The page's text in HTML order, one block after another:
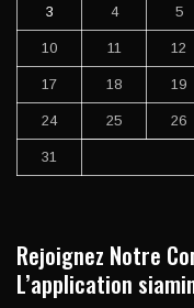
3 4 5
10 11 12
17 18 19
24 25 26
31
Rejoignez Notre
L’application